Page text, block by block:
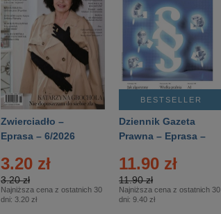
Zwierciadło –
Eprasa – 6/2026
3.20 zł
3.20 zł
Najniższa cena z ostatnich 30
dni: 3.20 zł
BESTSELLER
Dziennik Gazeta
Prawna – Eprasa –
11.90 zł
11.90 zł
Najniższa cena z ostatnich 30
dni: 9.40 zł